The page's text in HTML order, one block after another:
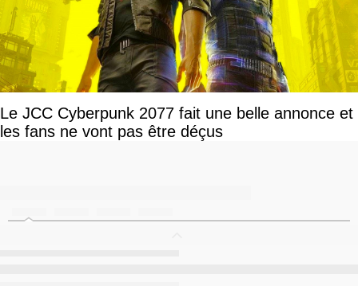
Le JCC Cyberpunk 2077 fait une belle annonce et
les fans ne vont pas être déçus